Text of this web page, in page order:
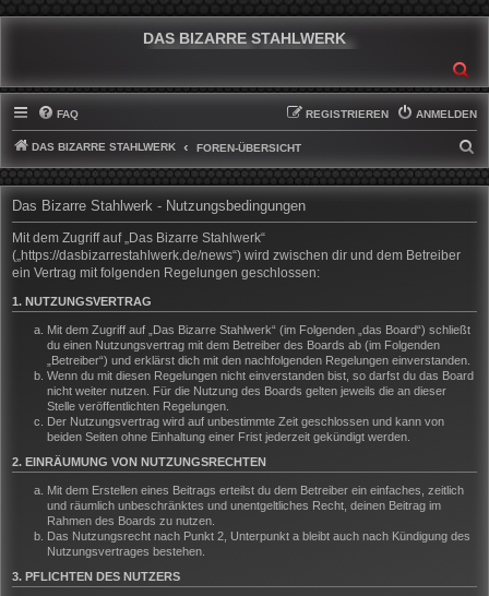
DAS BIZARRE STAHLWERK
FAQ ANMELDEN
REGISTRIEREN
DAS BIZARRE STAHLWERK FOREN-ÜBERSICHT
U
H
Das Bizarre Stahlwerk - Nutzungsbedingungen
Mit dem Zugriff auf „Das Bizarre Stahlwerk“
(„https://dasbizarrestahlwerk.de/news“) wird zwischen dir und dem Betreiber
ein Vertrag mit folgenden Regelungen geschlossen:
1. NUTZUNGSVERTRAG
Mit dem Zugriff auf „Das Bizarre Stahlwerk“ (im Folgenden „das Board“) schließt
du einen Nutzungsvertrag mit dem Betreiber des Boards ab (im Folgenden
„Betreiber“) und erklärst dich mit den nachfolgenden Regelungen einverstanden.
Wenn du mit diesen Regelungen nicht einverstanden bist, so darfst du das Board
nicht weiter nutzen. Für die Nutzung des Boards gelten jeweils die an dieser
Stelle veröffentlichten Regelungen.
Der Nutzungsvertrag wird auf unbestimmte Zeit geschlossen und kann von
beiden Seiten ohne Einhaltung einer Frist jederzeit gekündigt werden.
2. EINRÄUMUNG VON NUTZUNGSRECHTEN
Mit dem Erstellen eines Beitrags erteilst du dem Betreiber ein einfaches, zeitlich
und räumlich unbeschränktes und unentgeltliches Recht, deinen Beitrag im
Rahmen des Boards zu nutzen.
Das Nutzungsrecht nach Punkt 2, Unterpunkt a bleibt auch nach Kündigung des
Nutzungsvertrages bestehen.
3. PFLICHTEN DES NUTZERS